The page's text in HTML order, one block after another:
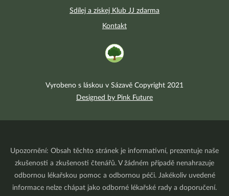
Sdílej a získej Klub JJ zdarma
Kontakt
Vyrobeno s láskou v Sázavě Copyright 2021
Designed by Pink Future
Upozornění: Obsah těchto stránek je informativní, prezentuje naše
zkušenosti a zkušenosti čtenářů. V žádném případě nenahrazuje
odbornou lékařskou pomoc a odbornou péči. Jakékoliv uvedené
informace nelze chápat jako odborné lékařské rady a doporučení.